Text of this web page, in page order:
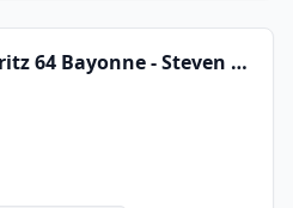
Couvreur Anglet Biarritz 64 Bayonne - Steven REINHARD